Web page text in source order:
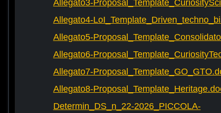
Allegato3-
Allegato4-
Allegato5-
Allegato6-
Allegato7-
Allegato8-
Determin_DS_n_22-2026_PICCOLA-